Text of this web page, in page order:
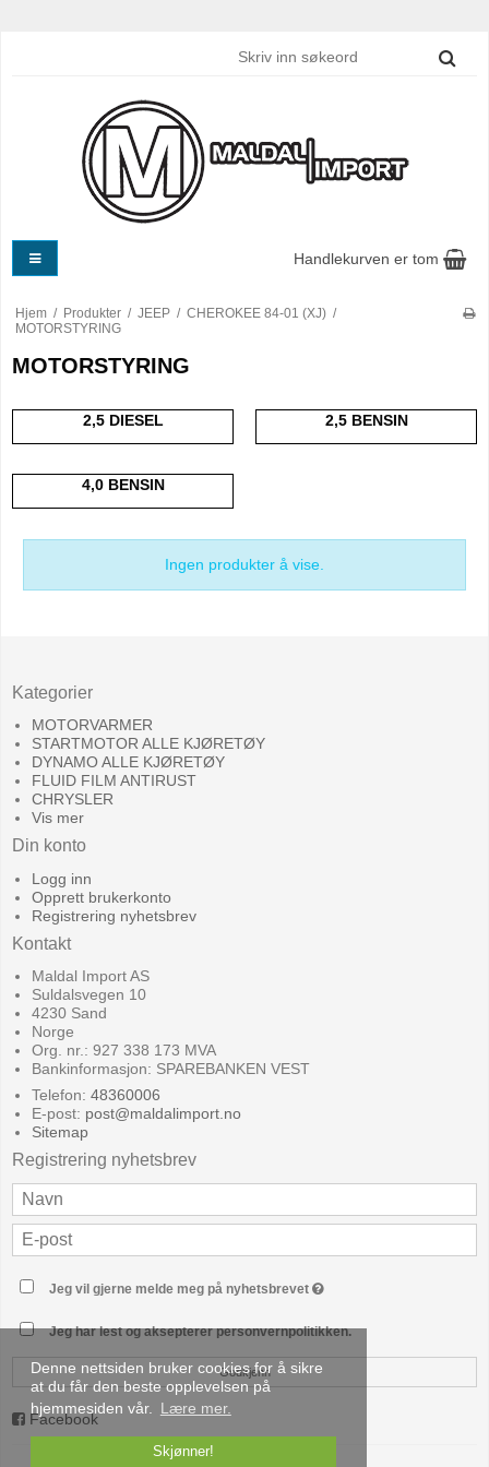
Denne nettsiden bruker cookies for å sikre
at du får den beste opplevelsen på
hjemmesiden vår.
Lære mer.
Skjønner!
Handlekurven er tom
Hjem / Produkter / JEEP / CHEROKEE 84-01 (XJ) /
MOTORSTYRING
MOTORSTYRING
2,5 DIESEL 2,5 BENSIN
4,0 BENSIN
Ingen produkter å vise.
Kategorier
MOTORVARMER
STARTMOTOR ALLE KJØRETØY
DYNAMO ALLE KJØRETØY
FLUID FILM ANTIRUST
CHRYSLER
Vis mer
Din konto
Logg inn
Opprett brukerkonto
Registrering nyhetsbrev
Kontakt
Maldal Import AS
Suldalsvegen 10
4230 Sand
Norge
Org. nr.: 927 338 173 MVA
Bankinformasjon: SPAREBANKEN VEST
Telefon: 48360006
E-post: post@maldalimport.no
Sitemap
Registrering nyhetsbrev
Jeg vil gjerne melde meg på nyhetsbrevet
Jeg har lest og aksepterer personvernpolitikken.
Godkjenn
Facebook